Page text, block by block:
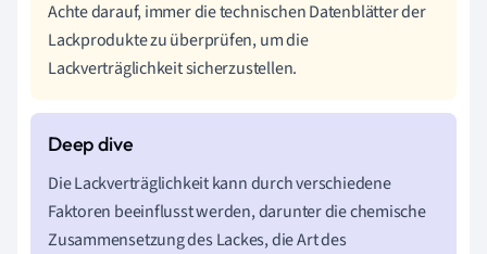
Achte darauf, immer die technischen Datenblätter der
Lackprodukte zu überprüfen, um die
Lackverträglichkeit sicherzustellen.
Die Lackverträglichkeit kann durch verschiedene
Faktoren beeinflusst werden, darunter die chemische
Zusammensetzung des Lackes, die Art des